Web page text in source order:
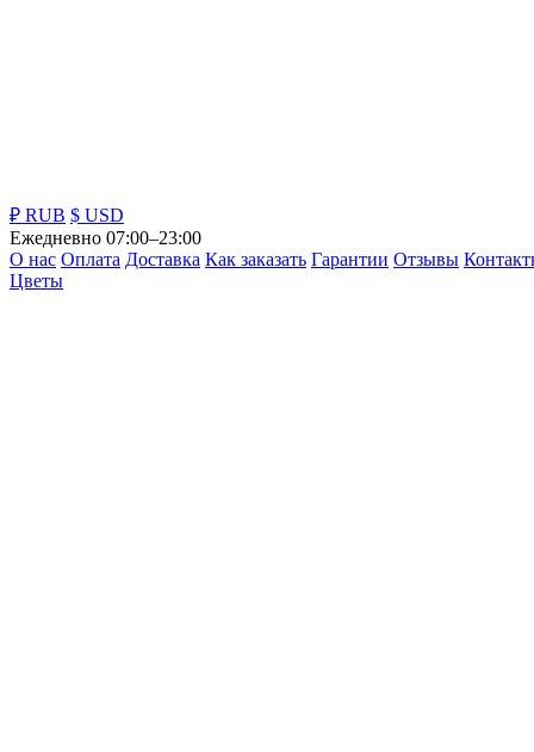
₽ RUB $ USD
Ежедневно 07:00–23:00
О нас Оплата Доставка Как заказать Гарантии Отзывы
Цветы